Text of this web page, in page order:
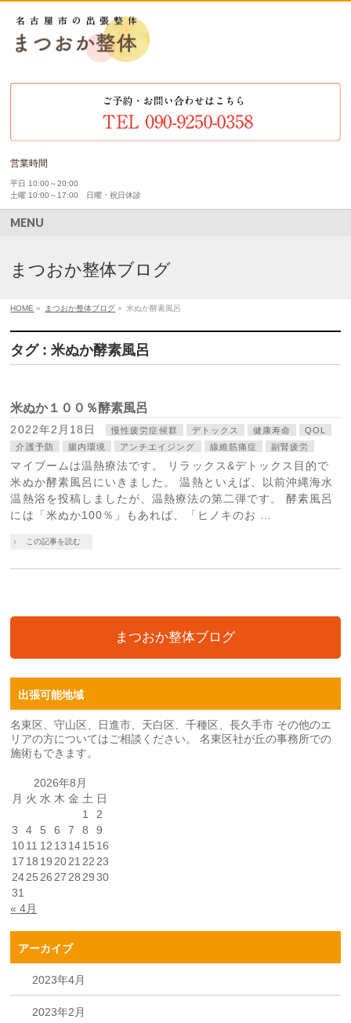
営業時間
平日 10:00～20:00
土曜 10:00～17:00 日曜・祝日休診
MENU
まつおか整体ブログ
HOME » まつおか整体ブログ » 米ぬか酵素風呂
タグ : 米ぬか酵素風呂
米ぬか１００％酵素風呂
2022年2月18日 慢性疲労症候群 デトックス 健康寿命
QOL
介護予防
腸内環境 アンチエイジング 線維筋痛症 副腎疲労
マイブームは温熱療法です。 リラックス&デトックス目的で
米ぬか酵素風呂にいきました。 温熱といえば、以前沖縄海水
温熱浴を投稿しましたが、温熱療法の第二弾です。 酵素風呂
には「米ぬか100％」もあれば、「ヒノキのお …
この記事を読む
まつおか整体ブログ
出張可能地域
名東区、守山区、日進市、天白区、千種区、長久手市 その他のエ
リアの方についてはご相談ください。 名東区社が丘の事務所での
施術もできます。
2026年8月
月 火 水 木 金 土 日
1
2
3
4 5 6 7 8
9
1011 12 13 1415 16
17 18 19 2021 22 23
2425 26 27 28 29 30
31
« 4月
アーカイブ
2023年4月
2023年2月